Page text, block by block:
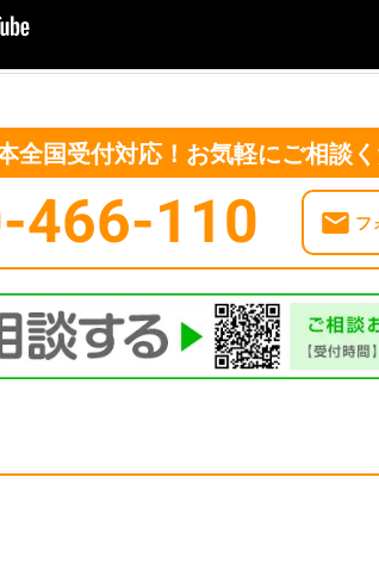
全国受付対応！お気軽にご相談
466-110 フ